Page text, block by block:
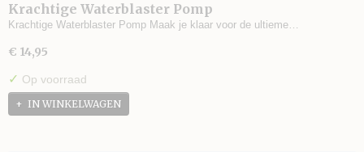
Krachtige Waterblaster Pomp
Krachtige Waterblaster Pomp Maak je klaar voor de ultieme…
€ 14,95
✓ Op voorraad
IN WINKELWAGEN